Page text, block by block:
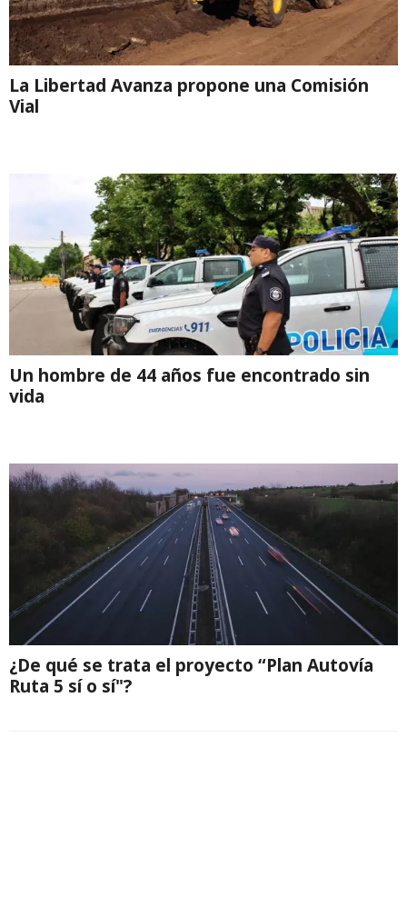
La Libertad Avanza propone una Comisión
Vial
Un hombre de 44 años fue encontrado sin
vida
¿De qué se trata el proyecto “Plan Autovía
Ruta 5 sí o sí"?